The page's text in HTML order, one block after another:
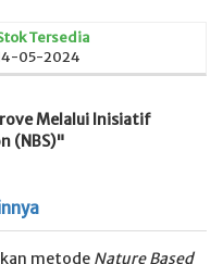
Tersedia
05-2024
Melalui Inisiatif
(NBS)"
metode Nature Based